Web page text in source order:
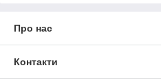
Про нас
Контакти